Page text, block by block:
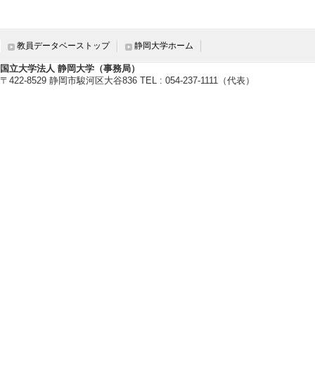
「学習環境のデザ
[備考] 編集委員
教員データベーストップ 静岡大学ホーム
国立大学法人 静岡大学（事務局）
〒422-8529 静岡市駿河区大谷836 TEL : 054-237-1111（代表）